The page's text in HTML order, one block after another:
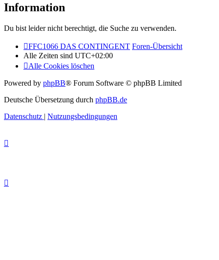
Information
Du bist leider nicht berechtigt, die Suche zu verwenden.
FFC1066 DAS CONTINGENT Foren-Übersicht
Alle Zeiten sind UTC+02:00
Alle Cookies löschen
Powered by phpBB® Forum Software © phpBB Limited
Deutsche Übersetzung durch phpBB.de
Datenschutz | Nutzungsbedingungen